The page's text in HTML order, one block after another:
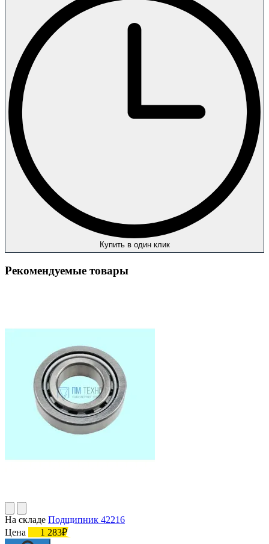
Купить в один клик
Рекомендуемые товары
На складе Подшипник 42216
Цена
1 283₽